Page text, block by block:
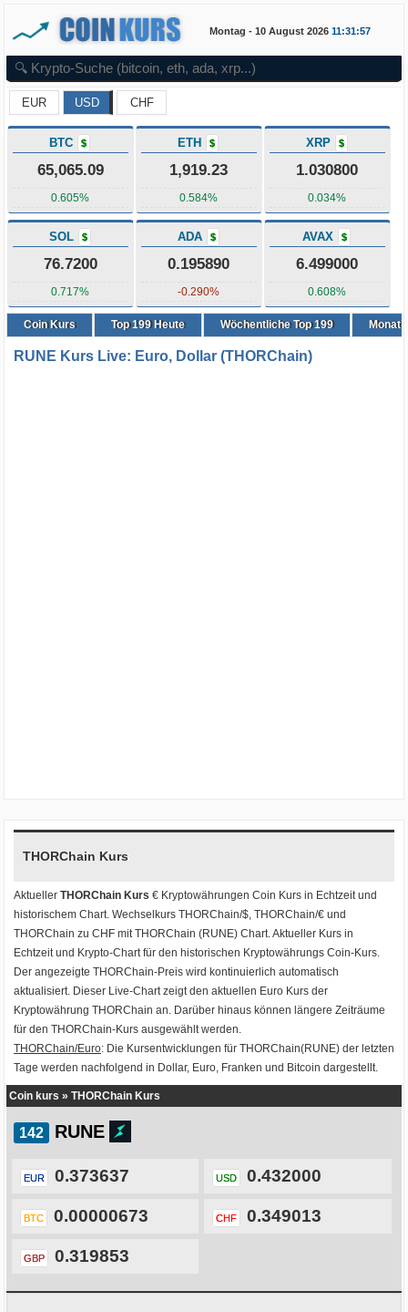
Montag - 10 August 2026 11:31:57
EUR USD CHF
BTC $
65,065.09
0.605%
ETH $
1,919.23
0.584%
XRP $
1.030800
0.034%
SOL $
76.7200
0.717%
ADA $
0.195890
-0.290%
AVAX $
6.499000
0.608%
Coin Kurs Top199Heute Wöchentliche Top 199
RUNE Kurs Live: Euro, Dollar (THORChain)
THORChain Kurs
Aktueller THORChain Kurs € Kryptowährungen Coin Kurs in Echtzeit und
historischem Chart. Wechselkurs THORChain/$, THORChain/€ und
THORChain zu CHF mitTHORChain (RUNE) Chart. Aktueller Kurs in
Echtzeit und Krypto-Chart für den historischen Kryptowährungs Coin-Kurs.
Der angezeigte THORChain-Preis wird kontinuierlich automatisch
aktualisiert. Dieser Live-Chart zeigt den aktuellen Euro Kurs der
Kryptowährung THORChain an. Darüber hinaus können längere Zeiträume
für den THORChain-Kurs ausgewählt werden.
THORChain/Euro: Die Kursentwicklungen für THORChain(RUNE) der letzten
Tage werden nachfolgend in Dollar, Euro, Franken und Bitcoin dargestellt.
Coin kurs » THORChain Kurs
RUNE
EUR 0.373637 USD 0.432000
BTC 0.00000673 CHF 0.349013
GBP 0.319853